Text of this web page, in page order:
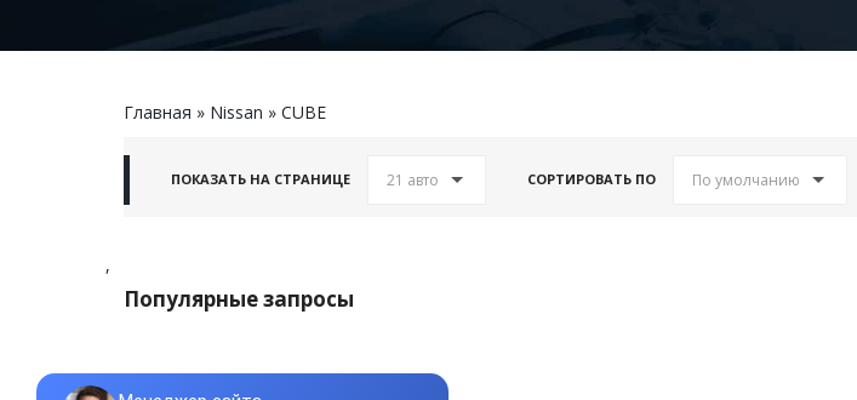
Главная » Nissan » CUBE
ПОКАЗАТЬ НА СТРАНИЦЕ 21 авто СОРТИРОВАТЬ ПО По умолчанию
,
Популярные запросы